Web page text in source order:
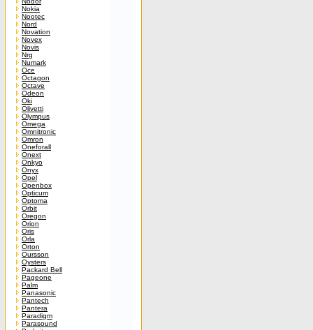
Nokia
Nootec
Nord
Novation
Novex
Novis
Nrg
Numark
Oce
Octagon
Octave
Odeon
Oki
Olivetti
Olympus
Omega
Omnitronic
Omron
Oneforall
Onext
Onkyo
Onyx
Opel
Openbox
Opticum
Optoma
Orbit
Oregon
Orion
Oris
Orla
Orton
Oursson
Oysters
Packard Bell
Pageone
Palm
Panasonic
Pantech
Pantera
Paradigm
Parasound